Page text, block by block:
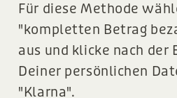
Für diese Methode
"kompletten Betrag
aus und klicke nach der
Deiner persönlichen
"Klarna".